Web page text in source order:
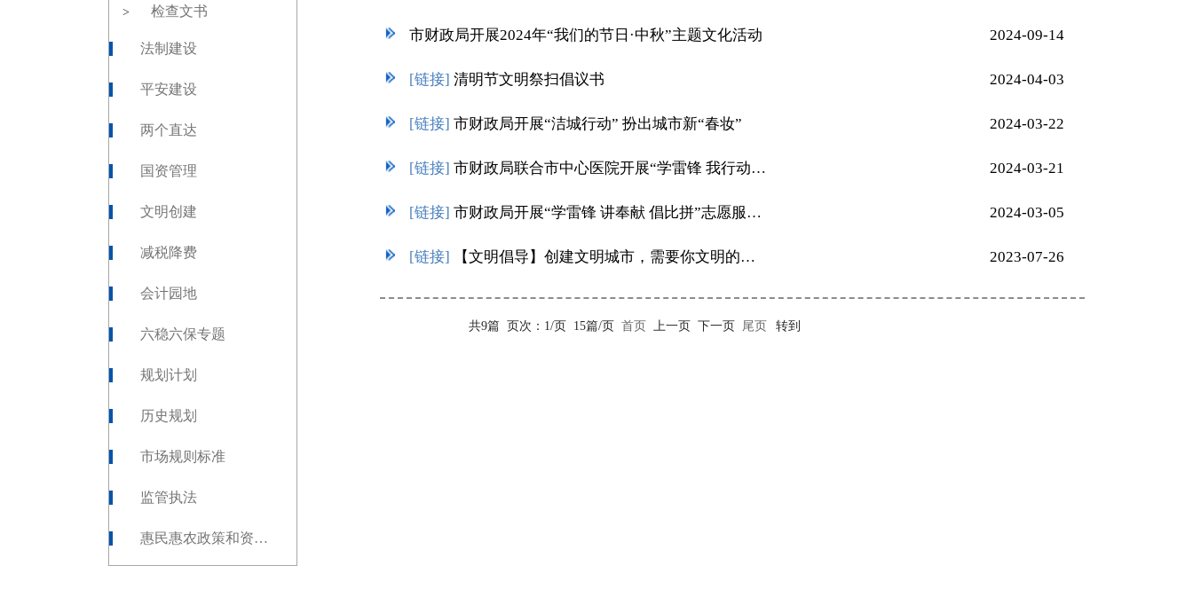
> 检查文书
法制建设
平安建设
两个直达
国资管理
文明创建
减税降费
会计园地
六稳六保专题
规划计划
历史规划
市场规则标准
监管执法
惠民惠农政策和资金发放
市财政局开展2024年“我们的节日·中秋”主题文化活动 2024-09-14
[链接] 清明节文明祭扫倡议书 2024-04-03
[链接] 市财政局开展“洁城行动” 扮出城市新“春妆” 2024-03-22
[链接] 市财政局联合市中心医院开展“学雷锋 我行动”送医下乡志愿服务活动 2024-03-21
[链接] 市财政局开展“学雷锋 讲奉献 倡比拼”志愿服务活动 2024-03-05
[链接] 【文明倡导】创建文明城市，需要你文明的那一分钟 2023-07-26
共9篇 页次：1/页 15篇/页 首页 上一页 下一页 尾页 转到